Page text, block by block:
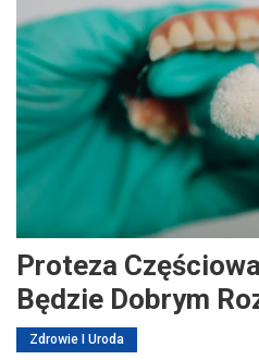
Proteza
Będzie Dobrym
Zdrowie I Uroda